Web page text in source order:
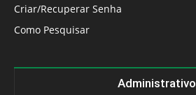
Criar/Recuperar Senha
Como Pesquisar
Administrativo